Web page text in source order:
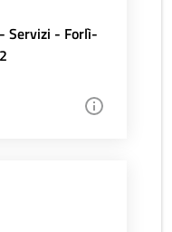
Servizi - Forlì-